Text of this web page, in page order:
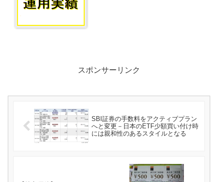
スポンサーリンク
SBI証券の手数料をアクティブプラン
へと変更－日本のETF少額買い付け時
には親和性のあるスタイルとなる